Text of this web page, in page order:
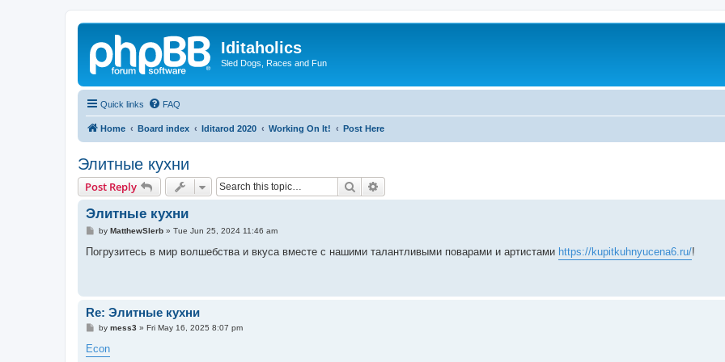
Iditaholics
Sled Dogs, Races and Fun
Quick links FAQ
Home Board index Iditarod 2020 Working On It! Post Here
Элитные кухни
Post Reply Search
Элитные кухни
P
s
by MatthewSlerb» Tue Jun 25, 2024 11:46 am
Погрузитесь в мир волшебства и вкуса вместе с нашими талантливыми поварами и артистами https://kupitkuhnyucena6.ru/!
Re: Элитные кухни
P
s
t
by mess3 » Fri May 16, 2025 8:07 pm
Econ